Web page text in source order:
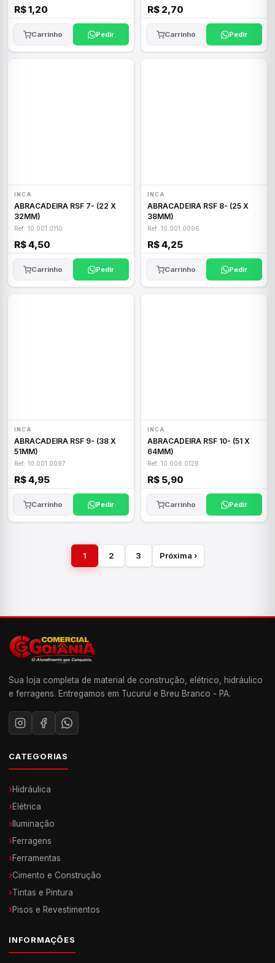
R$ 1,20
Carrinho Pedir
R$ 2,70
Carrinho Pedir
INCA
ABRACADEIRA RSF 7- (22 X
32MM)
Ref: 10.001.0110
R$ 4,50
Carrinho Pedir
INCA
ABRACADEIRA RSF 8- (25 X
38MM)
Ref: 10.001.0096
R$ 4,25
Carrinho Pedir
INCA
ABRACADEIRA RSF 9- (38 X
51MM)
Ref: 10.001.0097
R$ 4,95
Carrinho Pedir
INCA
ABRACADEIRA RSF 10- (51 X
64MM)
Ref: 10.006.0128
R$ 5,90
Carrinho Pedir
1 2 3 Próxima ›
Sua loja completa de material de construção, elétrico, hidráulico
e ferragens. Entregamos em Tucuruí e Breu Branco - PA.
CATEGORIAS
›Hidráulica
›Elétrica
› Iluminação
›Ferragens
›Ferramentas
›Cimento e Construção
›Tintas e Pintura
›Pisos e Revestimentos
INFORMAÇÕES